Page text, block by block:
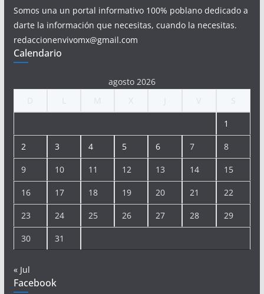
Somos una un portal informativo 100% poblano dedicado a
darte la información que necesitas, cuando la necesitas.
redaccionenvivomx@gmail.com
Calendario
agosto 2026
1
2 3 4 5 6 7 8
9 10 11 12 13 14 15
16 17 18 19 20 21 22
23 24 25 26 27 28 29
30 31
« Jul
Facebook